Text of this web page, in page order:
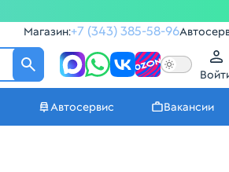
Магазин:+7 (343) 385-58-96
Автосервис Вакансии